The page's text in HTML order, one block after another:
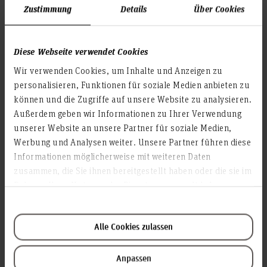
Zustimmung Details Über Cookies
Diese Webseite verwendet Cookies
Wir verwenden Cookies, um Inhalte und Anzeigen zu
personalisieren, Funktionen für soziale Medien anbieten zu
können und die Zugriffe auf unsere Website zu analysieren.
Außerdem geben wir Informationen zu Ihrer Verwendung
unserer Website an unsere Partner für soziale Medien,
Werbung und Analysen weiter. Unsere Partner führen diese
Informationen möglicherweise mit weiteren Daten
zusammen, die Sie ihnen bereitgestellt haben oder die sie im
Alle Cookies zulassen
Anpassen
Bereichen der Hochschule", betont Annika
Schach, Vizepräsidentin für Lehre und
Internationales an der HsH. „Wir verstehen
Einzelmaßnahme, sondern als strategisches
Querschnittsthema, das unsere gesamte
Hochschulkultur prägt.“
Nachhaltige Personalentwicklung und
regionale Vernetzung
Auch im Bereich der chancengerechten
Personalarbeit zeigte sich die Jury überzeugt:
Professuren an Fachhochschulen gewinnen
soll, tragen nachhaltig zur Förderung von
Gleichstellung bei. Darüber hinaus ist die
HsH in Netzwerken über die